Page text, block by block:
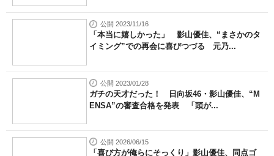
公開 2023/11/16
「本当に嬉しかった」 影山優佳、“まさかのタ
イミング”での再会に喜びつづる 元乃...
公開 2023/01/28
ガチの天才だった！ 日向坂46・影山優佳、“M
ENSA”の審査合格を発表 「頭が...
公開 2026/06/15
「喜び方が俺らにそっくり」影山優佳、同点ゴ